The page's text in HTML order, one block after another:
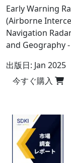
Early Warning
(Airborne
Navigation
and Geography
出版日: Jan 2025
今すぐ購入